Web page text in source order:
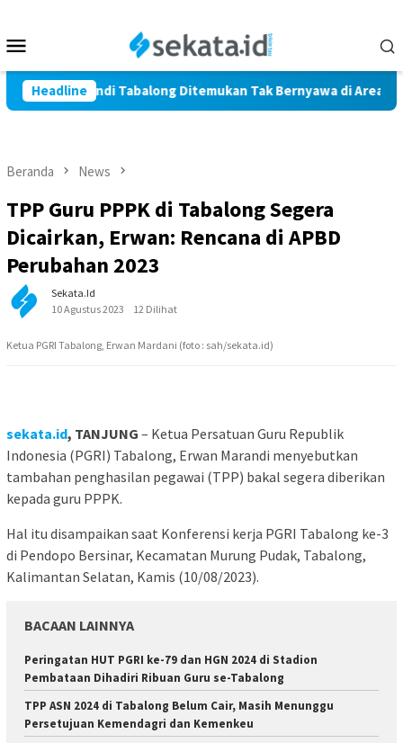
konten
Mobile
Headline
Marindi Tabalong Ditemukan Tak Bernyawa di Area
Beranda News
TPP Guru PPPK di Tabalong Segera
Dicairkan, Erwan: Rencana di APBD
Perubahan 2023
Sekata.id
10 Agustus 2023
12 Dilihat
Ketua PGRI Tabalong, Erwan Mardani (foto : sah/sekata.id)
sekata.id, TANJUNG – Ketua Persatuan Guru Republik
Indonesia (PGRI) Tabalong, Erwan Marandi menyebutkan
tambahan penghasilan pegawai (TPP) bakal segera diberikan
kepada guru PPPK.
Hal itu disampaikan saat Konferensi kerja PGRI Tabalong ke-3
di Pendopo Bersinar, Kecamatan Murung Pudak, Tabalong,
Kalimantan Selatan, Kamis (10/08/2023).
BACAAN LAINNYA
Peringatan HUT PGRI ke-79 dan HGN 2024 di Stadion
Pembataan Dihadiri Ribuan Guru se-Tabalong
TPP ASN 2024 di Tabalong Belum Cair, Masih Menunggu
Persetujuan Kemendagri dan Kemenkeu